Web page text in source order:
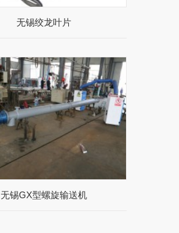
无锡绞龙叶片
无锡GX型螺旋输送机